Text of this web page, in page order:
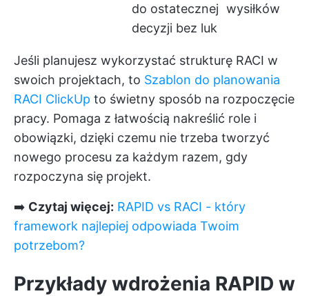
do ostatecznej
decyzji bez luk
wysiłków
Jeśli planujesz wykorzystać strukturę RACI w
swoich projektach, to Szablon do planowania
RACI ClickUp to świetny sposób na rozpoczęcie
pracy. Pomaga z łatwością nakreślić role i
obowiązki, dzięki czemu nie trzeba tworzyć
nowego procesu za każdym razem, gdy
rozpoczyna się projekt.
➡️ Czytaj więcej: RAPID vs RACI - który
framework najlepiej odpowiada Twoim
potrzebom?
Przykłady wdrożenia RAPID w